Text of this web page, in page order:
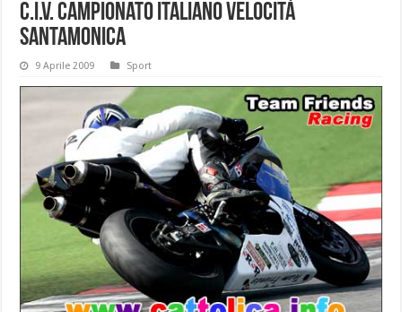
C.I.V. Campionato Italiano Velocità
Santamonica
9 Aprile 2009 Sport